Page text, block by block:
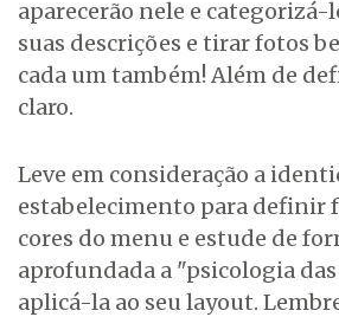
aparecerão nele e categorizá-
suas descrições e tirar fotos
cada um também! Além de
claro.
Leve em consideração a
estabelecimento para definir
cores do menu e estude de
aprofundada a "psicologia
aplicá-la ao seu layout.